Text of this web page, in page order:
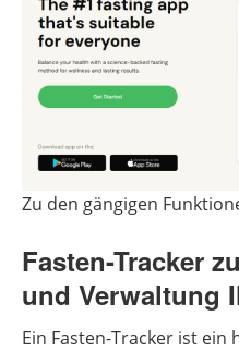
Zu den gängigen
Fasten-Tracker
und Verwaltung
Ein Fasten-Tracker ist ein